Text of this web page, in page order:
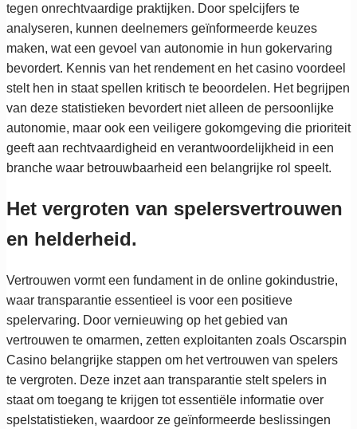
tegen onrechtvaardige praktijken. Door spelcijfers te
analyseren, kunnen deelnemers geïnformeerde keuzes
maken, wat een gevoel van autonomie in hun gokervaring
bevordert. Kennis van het rendement en het casino voordeel
stelt hen in staat spellen kritisch te beoordelen. Het begrijpen
van deze statistieken bevordert niet alleen de persoonlijke
autonomie, maar ook een veiligere gokomgeving die prioriteit
geeft aan rechtvaardigheid en verantwoordelijkheid in een
branche waar betrouwbaarheid een belangrijke rol speelt.
Het vergroten van spelersvertrouwen
en helderheid.
Vertrouwen vormt een fundament in de online gokindustrie,
waar transparantie essentieel is voor een positieve
spelervaring. Door vernieuwing op het gebied van
vertrouwen te omarmen, zetten exploitanten zoals Oscarspin
Casino belangrijke stappen om het vertrouwen van spelers
te vergroten. Deze inzet aan transparantie stelt spelers in
staat om toegang te krijgen tot essentiële informatie over
spelstatistieken, waardoor ze geïnformeerde beslissingen